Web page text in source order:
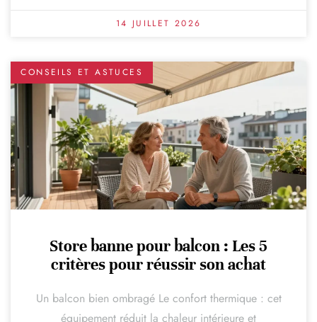
14 JUILLET 2026
CONSEILS ET ASTUCES
Store banne pour balcon : Les 5
critères pour réussir son achat
Un balcon bien ombragé Le confort thermique : cet
équipement réduit la chaleur intérieure et